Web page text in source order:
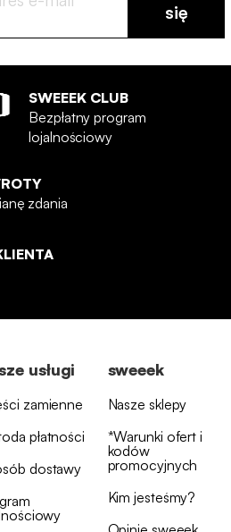
się
SWEEEK CLUB
Bezpłatny program
lojalnościowy
zdania
usługi
zamienne
płatności
dostawy
sweeek
Nasze sklepy
*Warunki ofert i
kodów
promocyjnych
Kim jesteśmy?